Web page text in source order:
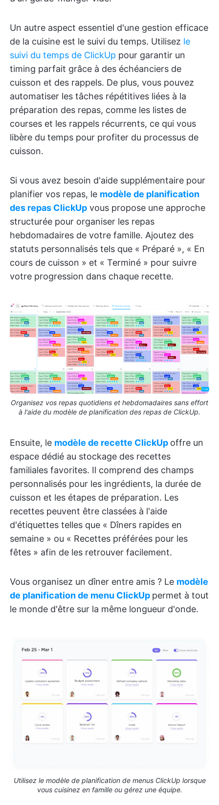
Un autre aspect essentiel d'une gestion efficace
de la cuisine est le suivi du temps. Utilisez le
suivi du temps de ClickUp pour garantir un
timing parfait grâce à des échéanciers de
cuisson et des rappels. De plus, vous pouvez
automatiser les tâches répétitives liées à la
préparation des repas, comme les listes de
courses et les rappels récurrents, ce qui vous
libère du temps pour profiter du processus de
cuisson.
Si vous avez besoin d'aide supplémentaire pour
planifier vos repas, le modèle de planification
des repas ClickUp vous propose une approche
structurée pour organiser les repas
hebdomadaires de votre famille. Ajoutez des
statuts personnalisés tels que « Préparé », « En
cours de cuisson » et « Terminé » pour suivre
votre progression dans chaque recette.
Organisez vos repas quotidiens et hebdomadaires sans effort
à l'aide du modèle de planification des repas de ClickUp.
Ensuite, le modèle de recette ClickUp offre un
espace dédié au stockage des recettes
familiales favorites. Il comprend des champs
personnalisés pour les ingrédients, la durée de
cuisson et les étapes de préparation. Les
recettes peuvent être classées à l'aide
d'étiquettes telles que « Dîners rapides en
semaine » ou « Recettes préférées pour les
fêtes » afin de les retrouver facilement.
Vous organisez un dîner entre amis ? Le modèle
de planification de menu ClickUp permet à tout
le monde d'être sur la même longueur d'onde.
Utilisez le modèle de planification de menus ClickUp lorsque
vous cuisinez en famille ou gérez une équipe.